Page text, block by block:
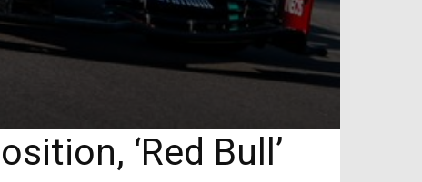
‘Red Bull’